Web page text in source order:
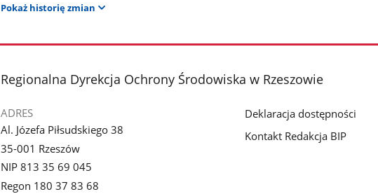
Pokaż historię zmian
stopka
Regionalna Dyrekcja Ochrony Środowiska w Rzeszowie
ADRES
Al. Józefa Piłsudskiego 38
35-001 Rzeszów
NIP 813 35 69 045
Regon 180 37 83 68
Deklaracja dostępności
Kontakt Redakcja BIP